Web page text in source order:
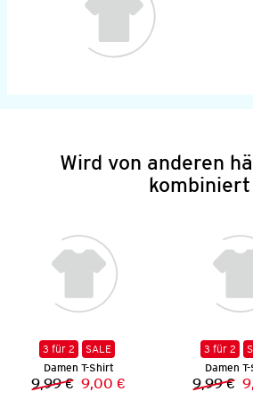
Wird von anderen
kombiniert
3 für 2
SALE
Damen T-Shirt
Vorheriger Preis:
9,99 € Neuer Preis:
9,00 €
3 für 2
Damen
9,99 €